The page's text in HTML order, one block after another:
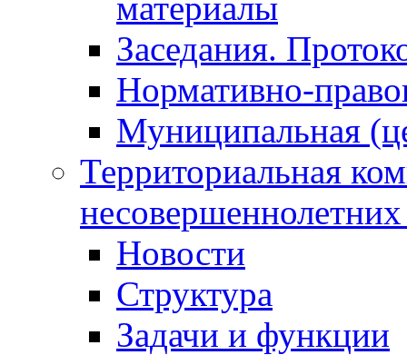
Заседания.
Нормативно-
Муниципальная
Территориальная
Новости
Структура
Задачи и функции